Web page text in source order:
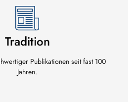
Tradition
Publikationen seit fast 100
Jahren.